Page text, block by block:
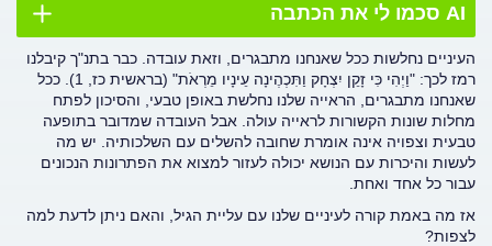
AI סכמו לי את הכתבה
העיניים נחלשות ככל שאנחנו מתבגרים, וזאת עובדה. כבר בתנ"ך קיבלנו
רמז לכך: "וַיְהִי כִּי זָקֵן יִצְחָק וַתִּכְהֶינָה עֵינָיו מֵרְאֹת" (בראשית כז, 1). ככל
שאנחנו מתבגרים, הראייה שלנו נחלשת באופן טבעי, והסיכון לפתח
מחלות שונות הקשורות לראייה עולה. אבל העובדה שמדובר בתופעה
טבעית וצפויה אינה אומרת שחובה להשלים עם השלכותיה. יש מה
לעשות והיכרות עם הנושא יכולה לעזור למצוא את הפתרונות הנכונים
עבור כל אחד ואחת.
אז מה באמת קורה לעיניים שלנו עם עליית הגיל, והאם ניתן לדעת למה
לצפות?